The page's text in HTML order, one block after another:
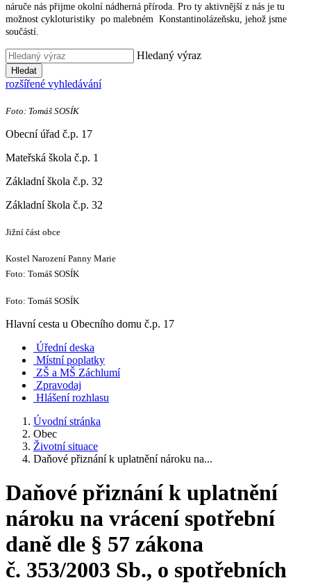
náruče nás přijme okolní nádherná příroda. Pro ty aktivnější z nás je tu
možnost cykloturistiky po malebném Konstantinolázeňsku, jehož jsme
součástí.
Hledaný výraz
Hledat
rozšířené vyhledávání
Foto: Tomáš SOSÍK
Obecní úřad č.p. 17
Mateřská škola č.p. 1
Základní škola č.p. 32
Základní škola č.p. 32
Jižní část obce
Kostel Narození Panny Marie
Foto: Tomáš SOSÍK
Foto: Tomáš SOSÍK
Hlavní cesta u Obecního domu č.p. 17
Úřední deska
Místní poplatky
ZŠ a MŠ Záchlumí
Zpravodaj
Hlášení rozhlasu
Úvodní stránka
Obec
Životní situace
Daňové přiznání k uplatnění nároku na...
Daňové přiznání k uplatnění
nároku na vrácení spotřební
daně dle § 57 zákona
č. 353/2003 Sb., o spotřebních